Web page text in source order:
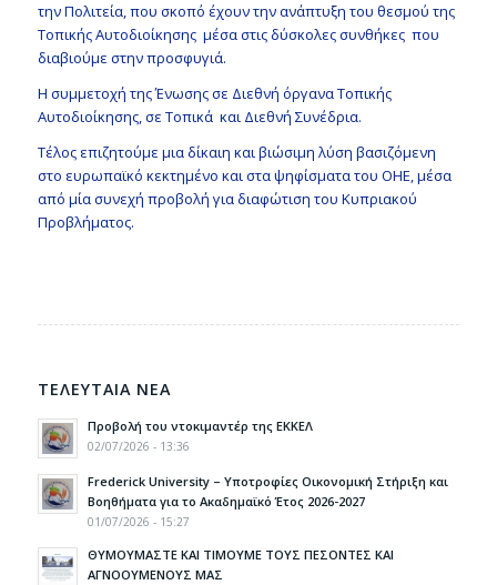
την Πολιτεία, που σκοπό έχουν την ανάπτυξη του θεσμού της
Τοπικής Αυτοδιοίκησης μέσα στις δύσκολες συνθήκες που
διαβιούμε στην προσφυγιά.
Η συμμετοχή της Ένωσης σε Διεθνή όργανα Τοπικής
Αυτοδιοίκησης, σε Τοπικά και Διεθνή Συνέδρια.
Τέλος επιζητούμε μια δίκαιη και βιώσιμη λύση βασιζόμενη
στο ευρωπαϊκό κεκτημένο και στα ψηφίσματα του ΟΗΕ, μέσα
από μία συνεχή προβολή για διαφώτιση του Κυπριακού
Προβλήματος.
ΤΕΛΕΥΤΑΙΑ ΝΕΑ
Προβολή του ντοκιμαντέρ της ΕΚΚΕΛ
02/07/2026 - 13:36
Frederick University – Υποτροφίες Οικονομική Στήριξη και
Βοηθήματα για το Ακαδημαϊκό Έτος 2026-2027
01/07/2026 - 15:27
ΘΥΜΟΥΜΑΣΤΕ ΚΑΙ ΤΙΜΟΥΜΕ ΤΟΥΣ ΠΕΣΟΝΤΕΣ ΚΑΙ
ΑΓΝΟΟΥΜΕΝΟΥΣ ΜΑΣ